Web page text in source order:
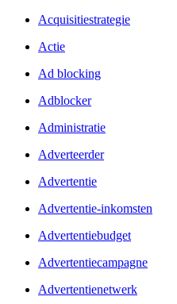
Acquisitiestrategie
Actie
Ad blocking
Adblocker
Administratie
Adverteerder
Advertentie
Advertentie-inkomsten
Advertentiebudget
Advertentiecampagne
Advertentienetwerk